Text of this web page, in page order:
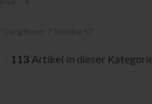
113 Artikel in dieser